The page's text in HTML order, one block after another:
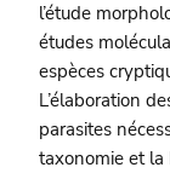
l’étude
études
espèces
L’élaboration
parasites
taxonomie et la